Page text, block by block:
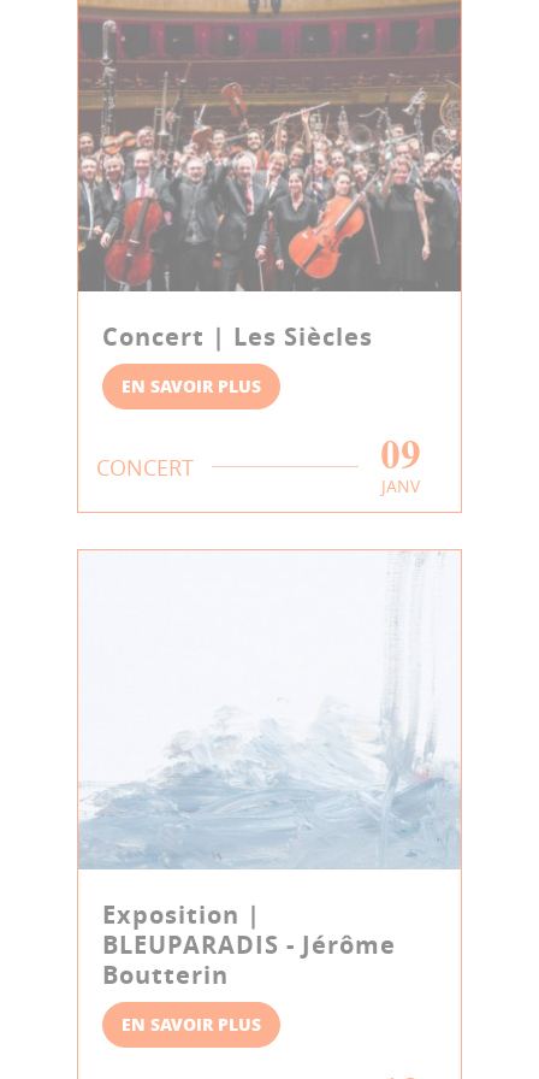
Concert | Les Siècles
EN SAVOIR PLUS
CONCERT 09
JANV
Exposition |
BLEUPARADIS - Jérôme
Boutterin
EN SAVOIR PLUS